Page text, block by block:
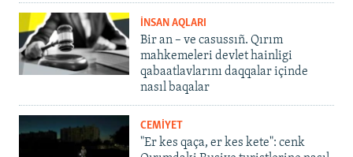
İNSAN AQLARI
Bir an – ve casussıñ. Qırım
mahkemeleri devlet hainligi
qabaatlavlarını daqqalar içinde
nasıl baqalar
CEMİYET
"Er kes qaça, er kes kete": cenk